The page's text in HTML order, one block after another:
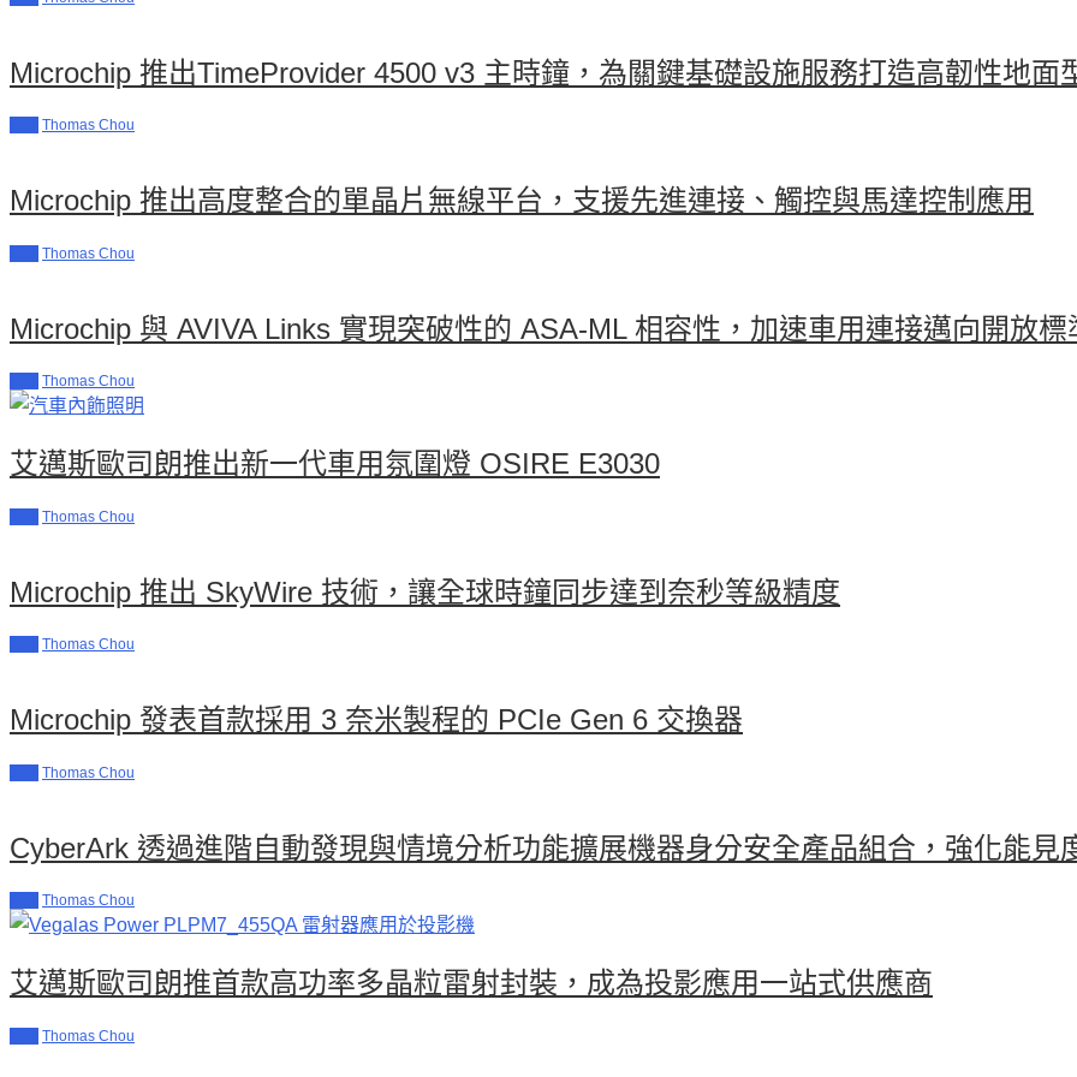
Microchip 推出TimeProvider 4500 v3 主時鐘，為關鍵基礎設施服務打造高韌性地面
Thomas Chou
Microchip 推出高度整合的單晶片無線平台，支援先進連接、觸控與馬達控制應用
Thomas Chou
Microchip 與 AVIVA Links 實現突破性的 ASA-ML 相容性，加速車用連接邁向開放標
Thomas Chou
艾邁斯歐司朗推出新一代車用氛圍燈 OSIRE E3030
Thomas Chou
Microchip 推出 SkyWire 技術，讓全球時鐘同步達到奈秒等級精度
Thomas Chou
Microchip 發表首款採用 3 奈米製程的 PCIe Gen 6 交換器
Thomas Chou
CyberArk 透過進階自動發現與情境分析功能擴展機器身分安全產品組合，強化能見
Thomas Chou
艾邁斯歐司朗推首款高功率多晶粒雷射封裝，成為投影應用一站式供應商
Thomas Chou